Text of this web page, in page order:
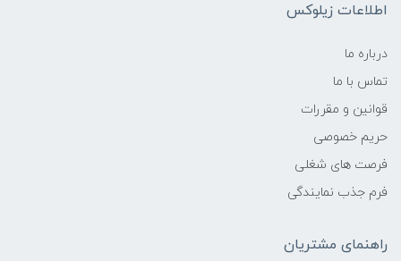
اطلاعات زیلوکس
درباره ما
تماس با ما
قوانین و مقررات
حریم خصوصی
فرصت های شغلی
فرم جذب نمایندگی
راهنمای مشتریان